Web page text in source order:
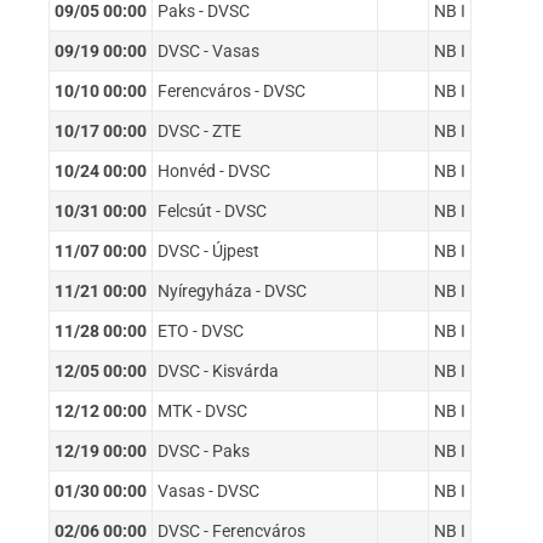
09/05 00:00 Paks - DVSC NB I
09/19 00:00 DVSC - Vasas NB I
10/10 00:00 Ferencváros - DVSC NB I
10/17 00:00 DVSC - ZTE NB I
10/24 00:00 Honvéd - DVSC NB I
10/31 00:00 Felcsút - DVSC NB I
11/07 00:00 DVSC - Újpest NB I
11/21 00:00 Nyíregyháza - DVSC NB I
11/28 00:00 ETO - DVSC NB I
12/05 00:00 DVSC - Kisvárda NB I
12/12 00:00 MTK - DVSC NB I
12/19 00:00 DVSC - Paks NB I
01/30 00:00 Vasas - DVSC NB I
02/06 00:00 DVSC - Ferencváros NB I